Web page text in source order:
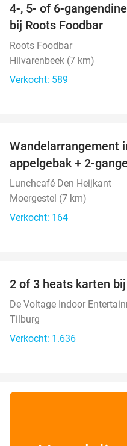
4-, 5- of 6-
bij Roots Foodbar
Roots Foodbar
Hilvarenbeek (7 km)
Verkocht: 589
Wandelarrangement
appelgebak + 2-
Lunchcafé Den Heijkant
Moergestel (7 km)
Verkocht: 164
2 of 3 heats karten
De Voltage Indoor
Tilburg
Verkocht: 1.636